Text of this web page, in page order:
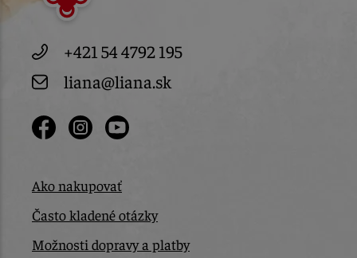
+421 54 4792 195
liana@liana.sk
Ako nakupovať
Často kladené otázky
Možnosti dopravy a platby